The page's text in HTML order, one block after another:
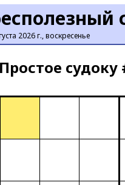
2026 г., воскресенье
Простое cудоку